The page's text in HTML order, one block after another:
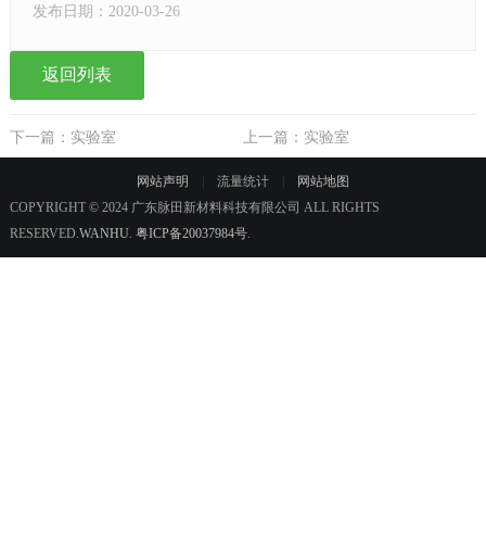
发布日期：2020-03-26
返回列表
下一篇：实验室 上一篇：实验室
网站声明 流量统计
网站地图
COPYRIGHT © 2024 广东脉田新材料科技有限公司 ALL RIGHTS
RESERVED.WANHU. 粤ICP备20037984号.